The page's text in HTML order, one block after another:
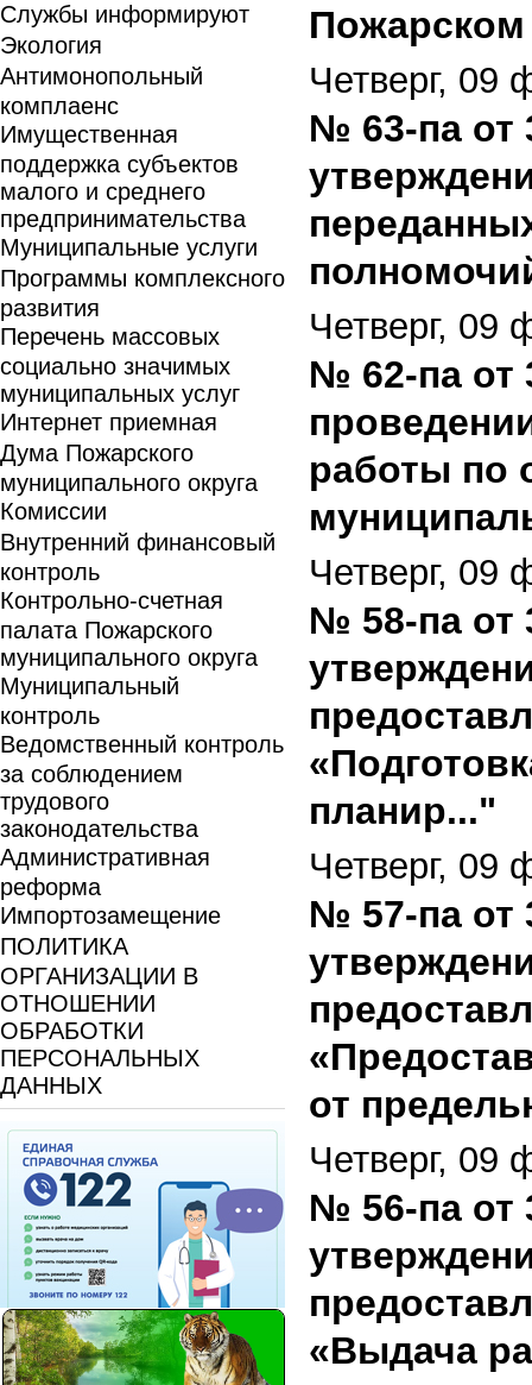
Службы информируют
Экология
Антимонопольный
комплаенс
Имущественная
поддержка субъектов
малого и среднего
предпринимательства
Муниципальные услуги
Программы комплексного
развития
Перечень массовых
социально значимых
муниципальных услуг
Интернет приемная
Дума Пожарского
муниципального округа
Комиссии
Внутренний финансовый
контроль
Контрольно-счетная
палата Пожарского
муниципального округа
Муниципальный
контроль
Ведомственный контроль
за соблюдением
трудового
законодательства
Административная
реформа
Импортозамещение
ПОЛИТИКА
ОРГАНИЗАЦИИ В
ОТНОШЕНИИ
ОБРАБОТКИ
ПЕРСОНАЛЬНЫХ
ДАННЫХ
Четверг, 09
№ 63-па от
Четверг, 09
№ 62-па от
работы по
Четверг, 09
№ 58-па от
планир..."
Четверг, 09
№ 57-па от
от
Четверг, 09
№ 56-па от
«Выдача